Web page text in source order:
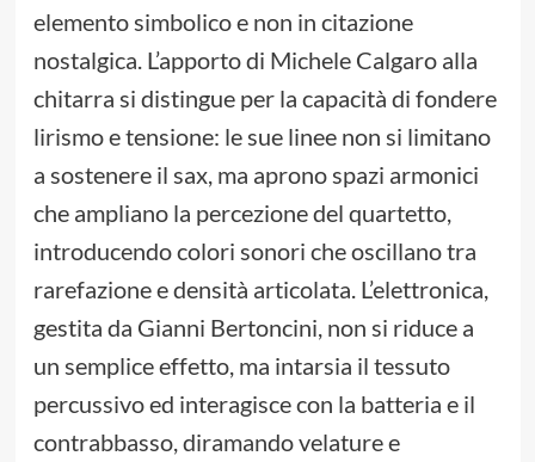
elemento simbolico e non in citazione
nostalgica. L’apporto di Michele Calgaro alla
chitarra si distingue per la capacità di fondere
lirismo e tensione: le sue linee non si limitano
a sostenere il sax, ma aprono spazi armonici
che ampliano la percezione del quartetto,
introducendo colori sonori che oscillano tra
rarefazione e densità articolata. L’elettronica,
gestita da Gianni Bertoncini, non si riduce a
un semplice effetto, ma intarsia il tessuto
percussivo ed interagisce con la batteria e il
contrabbasso, diramando velature e